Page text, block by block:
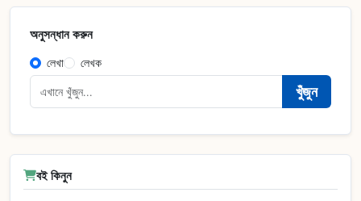
অনুসন্ধান করুন
লেখা লেখক
খুঁজুন
বই কিনুন